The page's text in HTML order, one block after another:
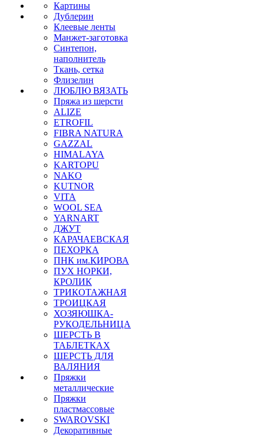
Картины
Дублерин
Клеевые ленты
Манжет-заготовка
Синтепон,
наполнитель
Ткань, сетка
Флизелин
ЛЮБЛЮ ВЯЗАТЬ
Пряжа из шерсти
ALIZE
ETROFIL
FIBRA NATURA
GAZZAL
HIMALAYA
KARTOPU
NAKO
KUTNOR
VITA
WOOL SEA
YARNART
ДЖУТ
КАРАЧАЕВСКАЯ
ПЕХОРКА
ПНК им.КИРОВА
ПУХ НОРКИ,
КРОЛИК
ТРИКОТАЖНАЯ
ТРОИЦКАЯ
ХОЗЯЮШКА-
РУКОДЕЛЬНИЦА
ШЕРСТЬ В
ТАБЛЕТКАХ
ШЕРСТЬ ДЛЯ
ВАЛЯНИЯ
Пряжки
металлические
Пряжки
пластмассовые
SWAROVSKI
Декоративные